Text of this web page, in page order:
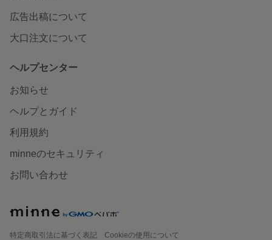
広告出稿について
大口注文について
ヘルプセンター
お知らせ
ヘルプとガイド
利用規約
minneのセキュリティ
お問い合わせ
特定商取引法に基づく表記
Cookieの使用について